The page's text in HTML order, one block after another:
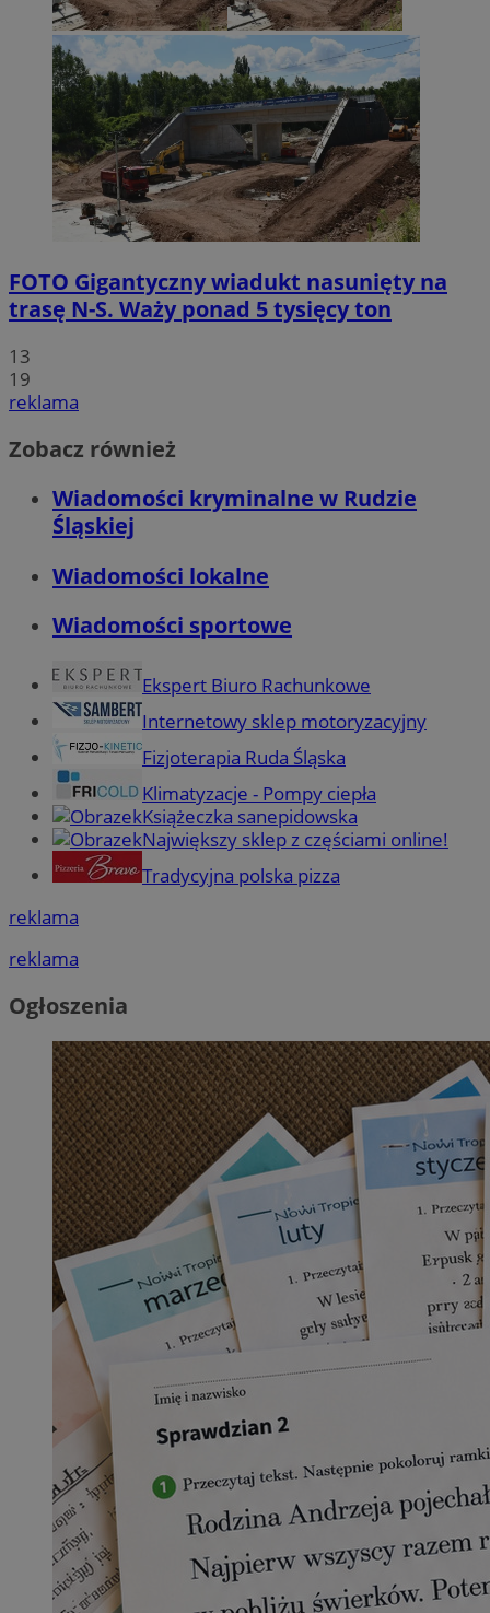
FOTO Gigantyczny wiadukt nasunięty na
trasę N-S. Waży ponad 5 tysięcy ton
13
19
reklama
Zobacz również
Wiadomości kryminalne w Rudzie
Śląskiej
Wiadomości lokalne
Wiadomości sportowe
Ekspert Biuro Rachunkowe
Internetowy sklep motoryzacyjny
Fizjoterapia Ruda Śląska
Klimatyzacje - Pompy ciepła
Książeczka sanepidowska
Największy sklep z częściami online!
Tradycyjna polska pizza
reklama
reklama
Ogłoszenia